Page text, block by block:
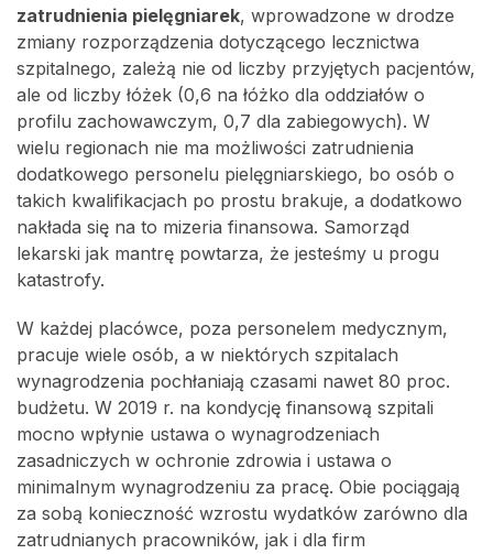
zatrudnienia pielęgniarek, wprowadzone w drodze
zmiany rozporządzenia dotyczącego lecznictwa
szpitalnego, zależą nie od liczby przyjętych pacjentów,
ale od liczby łóżek (0,6 na łóżko dla oddziałów o
profilu zachowawczym, 0,7 dla zabiegowych). W
wielu regionach nie ma możliwości zatrudnienia
dodatkowego personelu pielęgniarskiego, bo osób o
takich kwalifikacjach po prostu brakuje, a dodatkowo
nakłada się na to mizeria finansowa. Samorząd
lekarski jak mantrę powtarza, że jesteśmy u progu
katastrofy.
W każdej placówce, poza personelem medycznym,
pracuje wiele osób, a w niektórych szpitalach
wynagrodzenia pochłaniają czasami nawet 80 proc.
budżetu. W 2019 r. na kondycję finansową szpitali
mocno wpłynie ustawa o wynagrodzeniach
zasadniczych w ochronie zdrowia i ustawa o
minimalnym wynagrodzeniu za pracę. Obie pociągają
za sobą konieczność wzrostu wydatków zarówno dla
zatrudnianych pracowników, jak i dla firm